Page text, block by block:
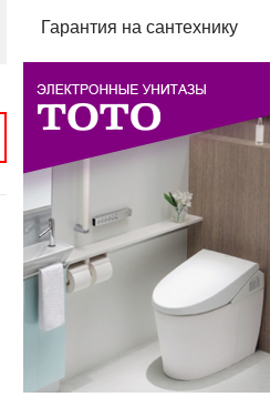
Гарантия на сантехнику